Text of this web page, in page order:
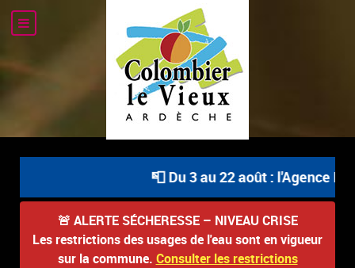
📮 Du 3 au 22 août : l'Agence
🚨 ALERTE SÉCHERESSE – NIVEAU CRISE
Les restrictions des usages de l'eau sont en vigueur
sur la commune. Consulter les restrictions